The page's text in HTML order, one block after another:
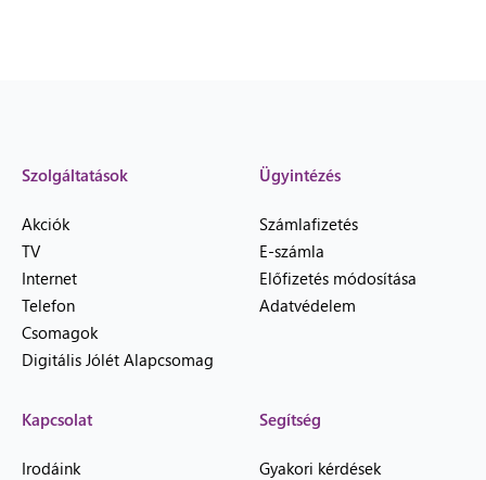
Szolgáltatások
Akciók
TV
Internet
Telefon
Csomagok
Digitális Jólét Alapcsomag
Ügyintézés
Számlafizetés
E-számla
Előfizetés módosítása
Adatvédelem
Kapcsolat
Irodáink
Segítség
Gyakori kérdések